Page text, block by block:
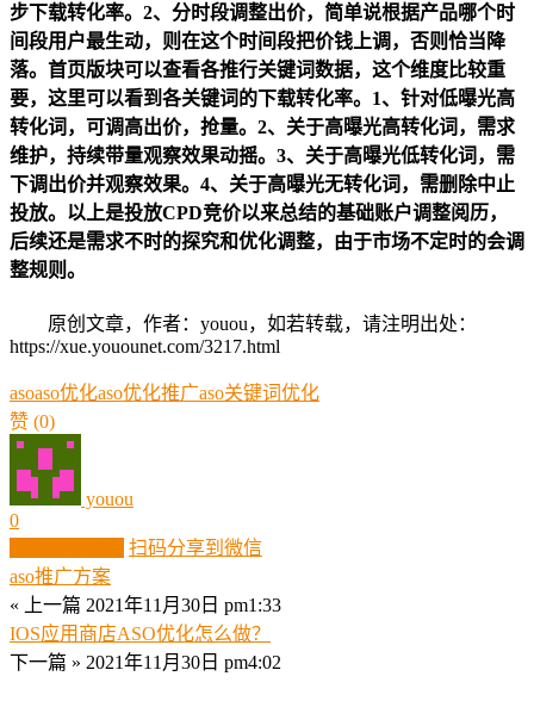
步下载转化率。2、分时段调整出价，简单说根据产品哪个时
间段用户最生动，则在这个时间段把价钱上调，否则恰当降
落。首页版块可以查看各推行关键词数据，这个维度比较重
要，这里可以看到各关键词的下载转化率。1、针对低曝光高
转化词，可调高出价，抢量。2、关于高曝光高转化词，需求
维护，持续带量观察效果动摇。3、关于高曝光低转化词，需
下调出价并观察效果。4、关于高曝光无转化词，需删除中止
投放。以上是投放CPD竞价以来总结的基础账户调整阅历，
后续还是需求不时的探究和优化调整，由于市场不定时的会调
整规则。
原创文章，作者：youou，如若转载，请注明出处：
https://xue.youounet.com/3217.html
asoaso优化aso优化推广aso关键词优化
赞 (0)
youou
0
扫码分享到微信
aso推广方案
« 上一篇 2021年11月30日 pm1:33
IOS应用商店ASO优化怎么做？
下一篇 » 2021年11月30日 pm4:02